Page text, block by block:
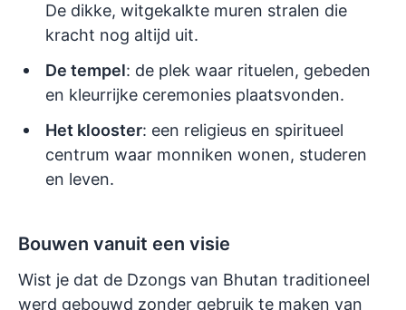
De dikke, witgekalkte muren stralen die
kracht nog altijd uit.
De tempel: de plek waar rituelen, gebeden
en kleurrijke ceremonies plaatsvonden.
Het klooster: een religieus en spiritueel
centrum waar monniken wonen, studeren
en leven.
Bouwen vanuit een visie
Wist je dat de Dzongs van Bhutan traditioneel
werd gebouwd zonder gebruik te maken van